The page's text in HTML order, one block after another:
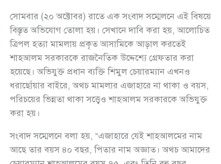
সোমবার (২০ অক্টোবর) রাতে এক সংবাদ সম্মেলনে এই বিষয়ে
বিস্তৃত অভিযোগ তোলা হয়। সেখানে দাবি করা হয়, আলোচিত
ত্রিপল হত্যা মামলায় প্রকৃত আসামিকে আড়াল করতেই
শাহআলম সরকারকে রাজনৈতিক উদ্দেশ্যে গ্রেফতার করা
হয়েছে। অভিযুক্ত প্রধান ব্যক্তি শিমুল চেয়ারম্যান এখনও
ধরাছোঁয়ার বাইরে, অথচ মামলার এজাহারে না থাকা ও বয়স,
পরিচয়ের ভিন্নতা থাকা সত্ত্বেও শাহআলম সরকারকে অভিযুক্ত
করা হয়।
সংবাদ সম্মেলনে বলা হয়, “এজাহারে যেই শাহআলমের নাম
আছে তার বয়স ৪০ বছর, পিতার নাম অজ্ঞাত। অথচ আমাদের